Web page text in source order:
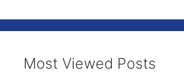
Most Viewed Posts